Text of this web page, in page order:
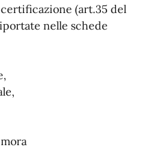
(art.35 del
nelle schede